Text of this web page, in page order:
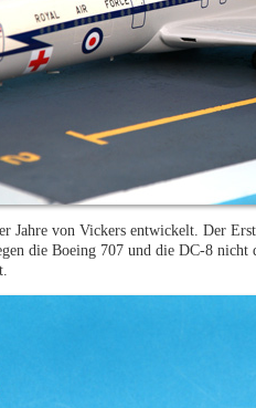
Jahre von Vickers entwickelt. Der
die Boeing 707 und die DC-8